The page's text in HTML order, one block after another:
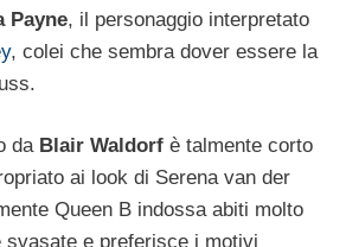
Payne, il personaggio interpretato
, colei che sembra dover essere la
da Blair Waldorf è talmente corto
ai look di Serena van der
Queen B indossa abiti molto
svasate e preferisce i motivi